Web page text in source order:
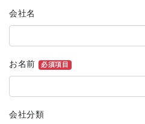
会社名
お名前 必須項目
会社分類